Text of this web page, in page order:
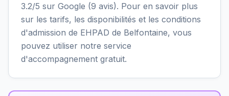
3.2/5 sur Google (9 avis). Pour en savoir plus
sur les tarifs, les disponibilités et les conditions
d'admission de EHPAD de Belfontaine, vous
pouvez utiliser notre service
d'accompagnement gratuit.